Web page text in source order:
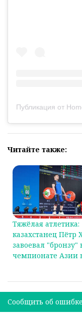
Публикация от
Читайте также:
Тяжёлая атлетика:
казахстанец Пётр
завоевал "бронзу"
чемпионате Азии
Была ли
Сообщить об ошибке